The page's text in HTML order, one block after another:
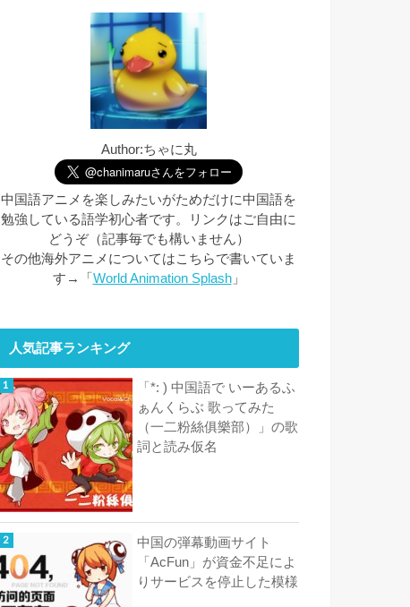
Author:ちゃに丸
中国語アニメを楽しみたいがためだけに中国語を
勉強している語学初心者です。リンクはご自由に
どうぞ（記事毎でも構いません）
その他海外アニメについてはこちらで書いていま
す→「 World Animation Splash」
人気記事ランキング
「*: ) 中国語で いーあるふ
ぁんくらぶ 歌ってみた
（一二粉絲俱樂部）」の歌
詞と読み仮名
中国の弾幕動画サイト
「AcFun」が資金不足によ
りサービスを停止した模様